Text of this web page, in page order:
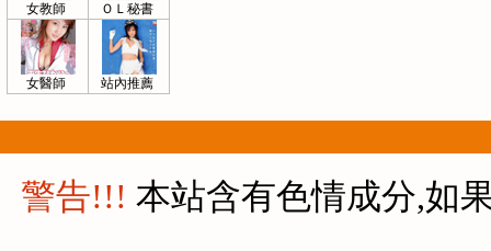
女教師 ＯＬ秘書
女醫師 站內推薦
警告!!! 本站含有色情成分,如